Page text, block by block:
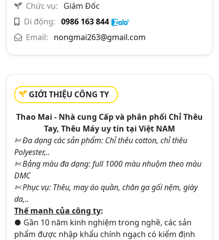
Chức vụ:
Giám Đốc
Di động: 0986 163 844
Email:
nongmai263@gmail.com
GIỚI THIỆU CÔNG TY
Thao Mai - Nhà cung Cấp và phân phổi Chỉ Thêu
Tay, Thêu Máy uy tín tại Việt NAM
✄ Đa dạng các sản phẩm: Chỉ thêu cotton, chỉ thêu
Polyester,..
✄ Bảng màu đa dạng: full 1000 màu nhuộm theo màu
DMC
✄ Phục vụ: Thêu, may áo quần, chăn ga gối nệm, giày
da,..
Thế mạnh của công ty:
● Gần 10 năm kinh nghiệm trong nghề, các sản
phẩm được nhập khẩu chính ngạch có kiểm định